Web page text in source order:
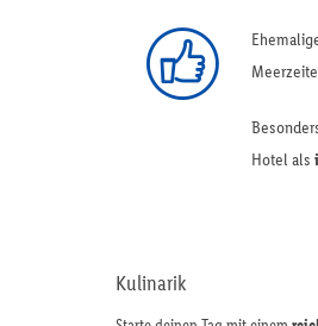
Hotel als
Kulinarik